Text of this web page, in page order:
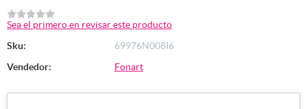
Sea el primero en revisar este producto
Sku:
69976N008I6
Vendedor:
Fonart